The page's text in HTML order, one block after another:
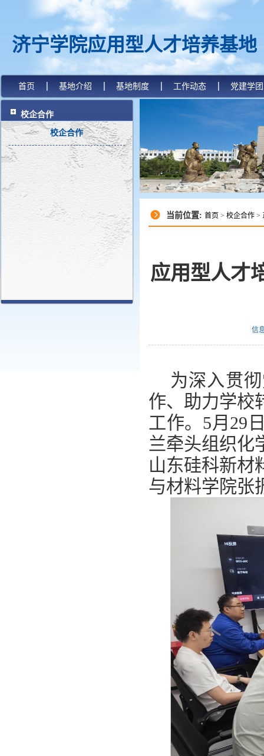
济宁学院应用型人才培养基地
首页 基地介绍 基地制度 工作动态 党建学团
校企合作
校企合作
当前位置: 首页 > 校企合作 >
应用型人才
信
为深入贯
作、助力学校
工作。5月29
兰牵头组织化
山东硅科新材
与材料学院张